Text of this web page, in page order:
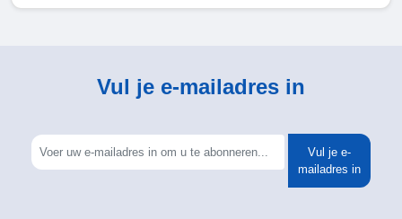
Vul je e-mailadres in
Vul je e-
mailadres in